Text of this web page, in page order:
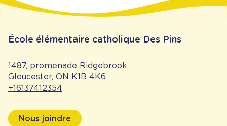
École élémentaire catholique Des Pins
1487, promenade Ridgebrook
Gloucester, ON K1B 4K6
+16137412354
Nous joindre